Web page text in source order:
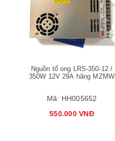
Nguồn tổ ong LRS-350-12 /
350W 12V 29A hãng MZMW
Mã: HH005652
550.000 VNĐ
Mua hàng